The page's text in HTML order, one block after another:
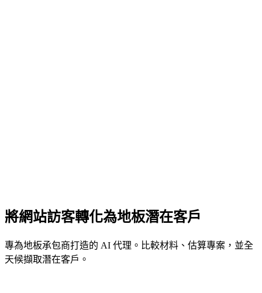
將網站訪客轉化為地板潛在客戶
專為地板承包商打造的 AI 代理。比較材料、估算專案，並全
天候擷取潛在客戶。